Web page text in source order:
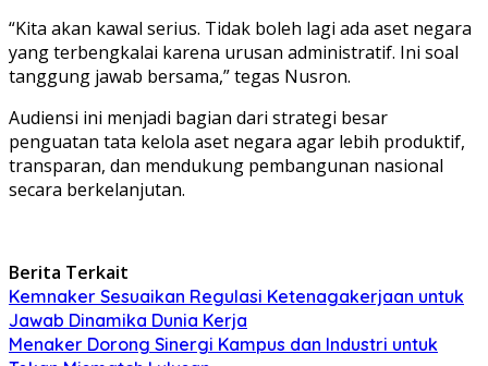
“Kita akan kawal serius. Tidak boleh lagi ada aset negara
yang terbengkalai karena urusan administratif. Ini soal
tanggung jawab bersama,” tegas Nusron.
Audiensi ini menjadi bagian dari strategi besar
penguatan tata kelola aset negara agar lebih produktif,
transparan, dan mendukung pembangunan nasional
secara berkelanjutan.
Berita Terkait
Kemnaker Sesuaikan Regulasi Ketenagakerjaan untuk
Jawab Dinamika Dunia Kerja
Menaker Dorong Sinergi Kampus dan Industri untuk